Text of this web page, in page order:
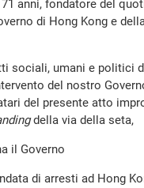
fondatore del
di Hong Kong e
umani e politici
del nostro
del presente atto
della via della seta,
il Governo
di arresti ad Hong